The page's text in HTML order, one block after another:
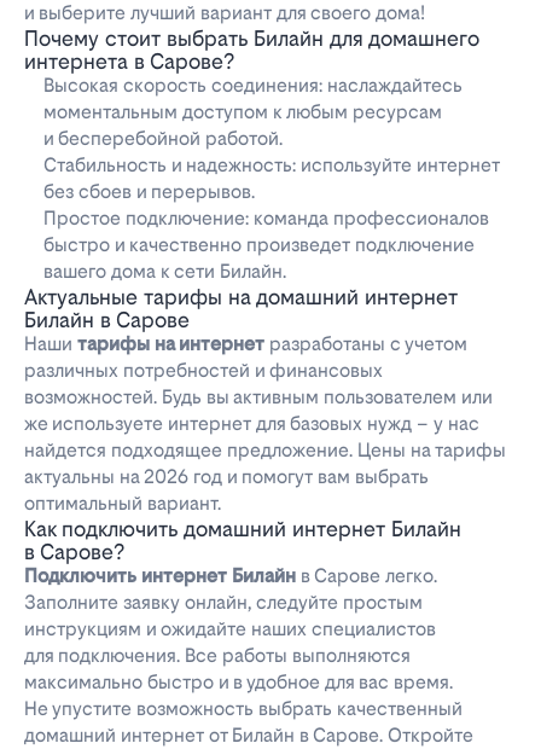
и выберите лучший вариант для своего дома!
Почему стоит выбрать Билайн для домашнего
интернета в Сарове?
Высокая скорость соединения: наслаждайтесь
моментальным доступом к любым ресурсам
и бесперебойной работой.
Стабильность и надежность: используйте интернет
без сбоев и перерывов.
Простое подключение: команда профессионалов
быстро и качественно произведет подключение
вашего дома к сети Билайн.
Актуальные тарифы на домашний интернет
Билайн в Сарове
Наши тарифы на интернет разработаны с учетом
различных потребностей и финансовых
возможностей. Будь вы активным пользователем или
же используете интернет для базовых нужд – у нас
найдется подходящее предложение. Цены на тарифы
актуальны на 2026 год и помогут вам выбрать
оптимальный вариант.
Как подключить домашний интернет Билайн
в Сарове?
Подключить интернет Билайн в Сарове легко.
Заполните заявку онлайн, следуйте простым
инструкциям и ожидайте наших специалистов
для подключения. Все работы выполняются
максимально быстро и в удобное для вас время.
Не упустите возможность выбрать качественный
домашний интернет от Билайн в Сарове. Откройте